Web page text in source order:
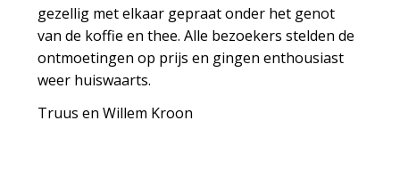
gezellig met elkaar gepraat onder het genot
van de koffie en thee. Alle bezoekers stelden de
ontmoetingen op prijs en gingen enthousiast
weer huiswaarts.
Truus en Willem Kroon